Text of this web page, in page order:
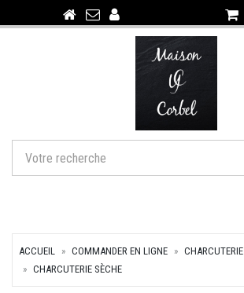
ACCUEIL COMMANDER EN LIGNE
CHARCUTERIE
CHARCUTERIE SÈCHE